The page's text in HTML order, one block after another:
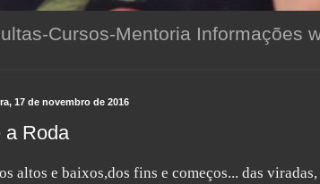
Cursos-Mentoria Informações
17 de novembro de 2016
a Roda
altos e baixos,dos fins e começos... das viradas,